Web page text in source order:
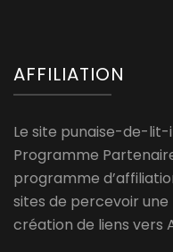
AFFILIATION
Le site punaise-de-
Programme
programme
sites de percevoir
création de liens vers